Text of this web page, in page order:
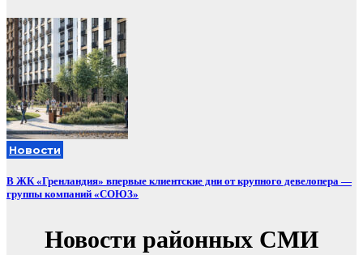
Новости
В ЖК «Гренландия» впервые клиентские дни от крупного девелопера —
группы компаний «СОЮЗ»